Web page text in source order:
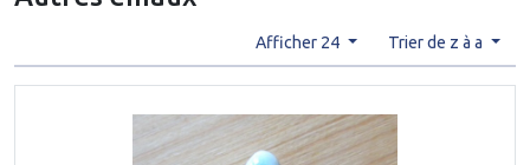
Afficher 24 Trier de z à a